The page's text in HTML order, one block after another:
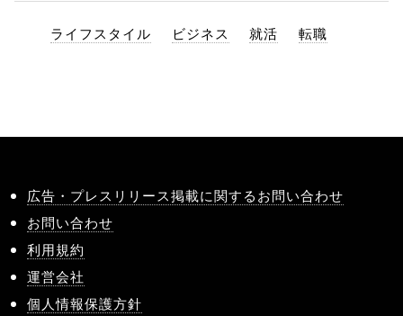
ライフスタイル ビジネス 就活 転職
広告・プレスリリース掲載に関するお問い合わせ
お問い合わせ
利用規約
運営会社
個人情報保護方針